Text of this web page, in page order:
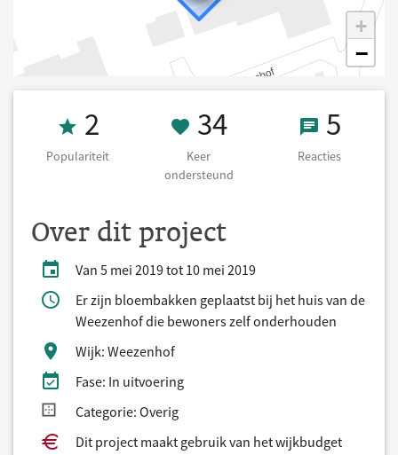
+
−
Populariteit 2
2
Populariteit
34 Keer
34
Keer
ondersteund
5 5
Reacties
Over dit project
Van 5 mei 2019 tot 10 mei 2019
Er zijn bloembakken geplaatst bij het huis van de
Weezenhof die bewoners zelf onderhouden
Wijk: Weezenhof
Fase: In uitvoering
Categorie: Overig
Dit project maakt gebruik van het wijkbudget